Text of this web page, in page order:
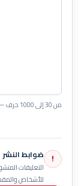
من 30 إلى 1000 حرف — لا تُقبل الروابط أو أكواد HTML.
! ضوابط النشر
التعليقات
للأشخاص